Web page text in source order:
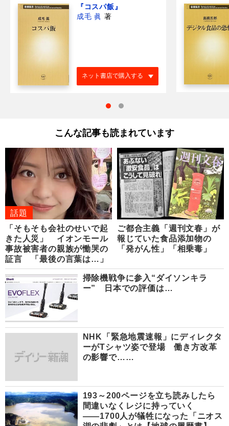
『コスパ飯』
成毛 眞 著
ネット書店で購入する
こんな記事も読まれています
話題
「そもそも会社のせいで起
きた人災」 イオンモール
事故被害者の親族が慟哭の
証言 「最後の言葉は…」
ご都合主義「週刊文春」が
報じていた食品添加物の
「発がん性」「相乗毒」
掃除機戦争に参入“ダイソンキラ
ー” 日本での評価は…
NHK「緊急地震速報」にディレクタ
ーがTシャツ姿で登場 働き方改革
の影響で……
193～200ページを立ち読みしたら
間違いなくレジに持っていく
――1700人が犠牲になった「ニオス